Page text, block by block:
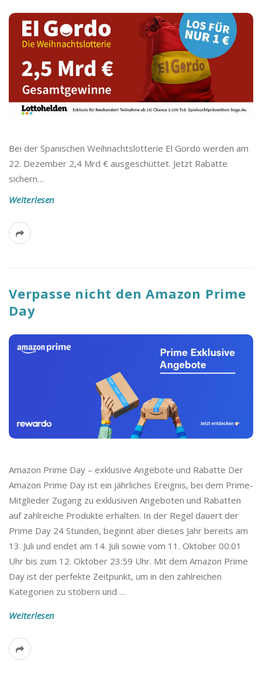
Bei der Spanischen Weihnachtslotterie El Gordo werden am
22. Dezember 2,4 Mrd € ausgeschüttet. Jetzt Rabatte
sichern…
Weiterlesen
Verpasse nicht den Amazon Prime
Day
Amazon Prime Day – exklusive Angebote und Rabatte Der
Amazon Prime Day ist ein jährliches Ereignis, bei dem Prime-
Mitglieder Zugang zu exklusiven Angeboten und Rabatten
auf zahlreiche Produkte erhalten. In der Regel dauert der
Prime Day 24 Stunden, beginnt aber dieses Jahr bereits am
13. Juli und endet am 14. Juli sowie vom 11. Oktober 00:01
Uhr bis zum 12. Oktober 23:59 Uhr. Mit dem Amazon Prime
Day ist der perfekte Zeitpunkt, um in den zahlreichen
Kategorien zu stöbern und …
Weiterlesen